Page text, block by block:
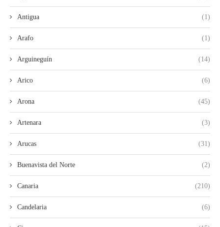
Antigua (1)
Arafo (1)
Arguineguín (14)
Arico (6)
Arona (45)
Artenara (3)
Arucas (31)
Buenavista del Norte (2)
Canaria (210)
Candelaria (6)